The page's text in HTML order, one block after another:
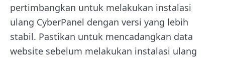
pertimbangkan untuk melakukan instalasi
ulang CyberPanel dengan versi yang lebih
stabil. Pastikan untuk mencadangkan data
website sebelum melakukan instalasi ulang